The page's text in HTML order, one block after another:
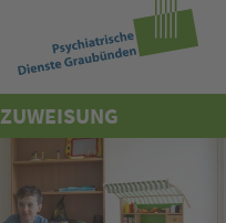
ZUWEISUNG